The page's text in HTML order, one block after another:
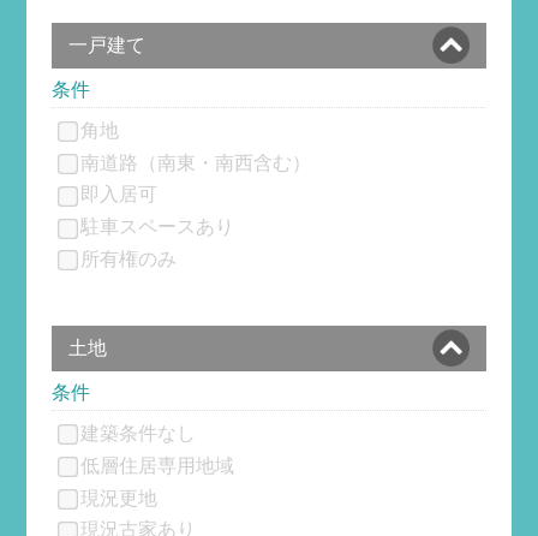
一戸建て
条件
角地
南道路（南東・南西含む）
即入居可
駐車スペースあり
所有権のみ
土地
条件
建築条件なし
低層住居専用地域
現況更地
現況古家あり